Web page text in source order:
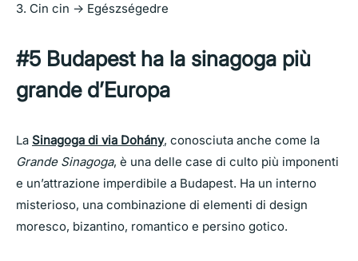
3. Cin cin -> Egészségedre
#5 Budapest ha la sinagoga più
grande d’Europa
La Sinagoga di via Dohány, conosciuta anche come la
Grande Sinagoga, è una delle case di culto più imponenti
e un’attrazione imperdibile a Budapest. Ha un interno
misterioso, una combinazione di elementi di design
moresco, bizantino, romantico e persino gotico.